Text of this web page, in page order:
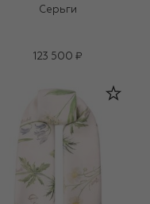
Серьги
123 500 ₽